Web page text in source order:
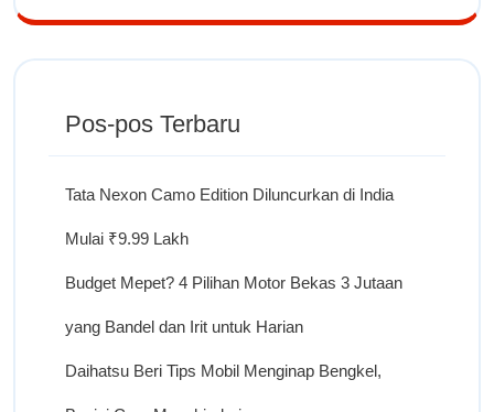
Pos-pos Terbaru
Tata Nexon Camo Edition Diluncurkan di India
Mulai ₹9.99 Lakh
Budget Mepet? 4 Pilihan Motor Bekas 3 Jutaan
yang Bandel dan Irit untuk Harian
Daihatsu Beri Tips Mobil Menginap Bengkel,